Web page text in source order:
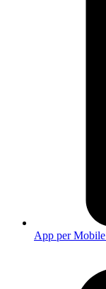
App per Mobile